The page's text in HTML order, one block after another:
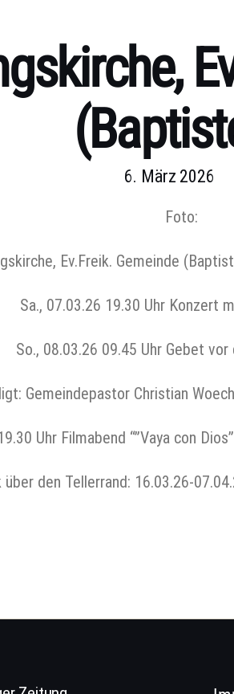
6. März 2026
Foto:
Ev.Freik. Gemeinde
Sa., 07.03.26 19.30 Uhr Konzert
So., 08.03.26 09.45 Uhr Gebet
Gemeindepastor Christian
Uhr Filmabend “”Vaya con
über den Tellerrand: 16.03.26-